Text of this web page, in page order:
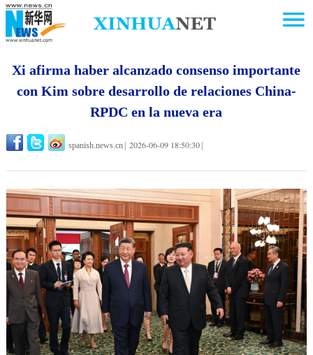
Xi afirma haber alcanzado consenso importante
con Kim sobre desarrollo de relaciones China-
RPDC en la nueva era
spanish.news.cn 2026-06-09 18:50:30